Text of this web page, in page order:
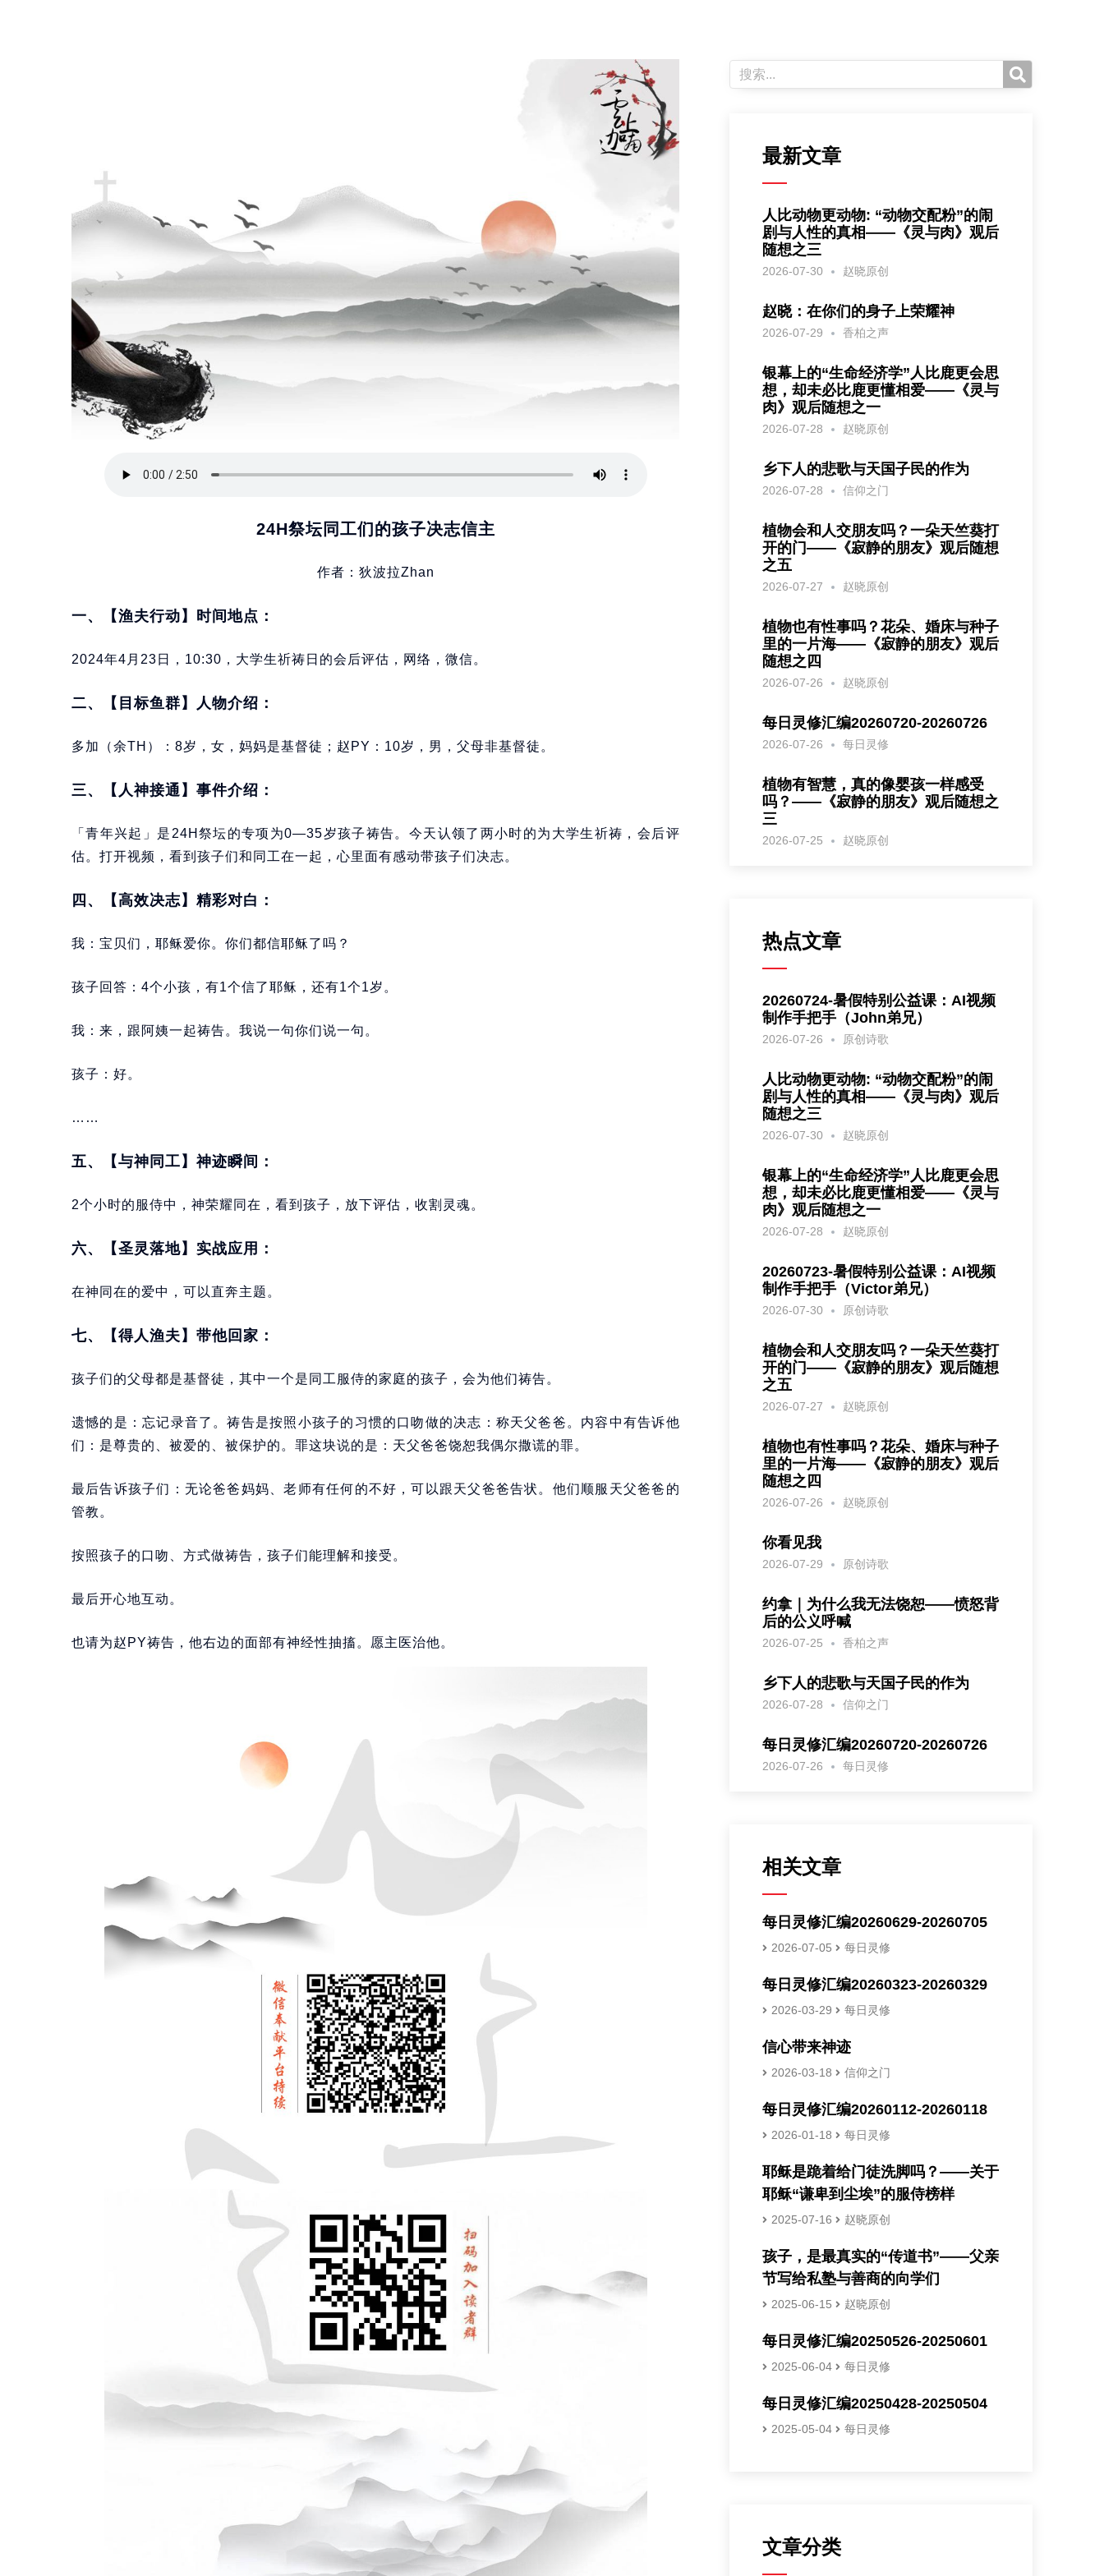
24H祭坛同工们的孩子决志信主
作者：狄波拉Zhan
一、【渔夫行动】时间地点：
2024年4月23日，10:30，大学生祈祷日的会后评估，网络，微信。
二、【目标鱼群】人物介绍：
多加（余TH）：8岁，女，妈妈是基督徒；赵PY：10岁，男，父母非基督徒。
三、【人神接通】事件介绍：
「青年兴起」是24H祭坛的专项为0—35岁孩子祷告。今天认领了两小时的为大学生祈祷，会后评
估。打开视频，看到孩子们和同工在一起，心里面有感动带孩子们决志。
四、【高效决志】精彩对白：
我：宝贝们，耶稣爱你。你们都信耶稣了吗？
孩子回答：4个小孩，有1个信了耶稣，还有1个1岁。
我：来，跟阿姨一起祷告。我说一句你们说一句。
孩子：好。
……
五、【与神同工】神迹瞬间：
2个小时的服侍中，神荣耀同在，看到孩子，放下评估，收割灵魂。
六、【圣灵落地】实战应用：
在神同在的爱中，可以直奔主题。
七、【得人渔夫】带他回家：
孩子们的父母都是基督徒，其中一个是同工服侍的家庭的孩子，会为他们祷告。
遗憾的是：忘记录音了。祷告是按照小孩子的习惯的口吻做的决志：称天父爸爸。内容中有告诉他
们：是尊贵的、被爱的、被保护的。罪这块说的是：天父爸爸饶恕我偶尔撒谎的罪。
最后告诉孩子们：无论爸爸妈妈、老师有任何的不好，可以跟天父爸爸告状。他们顺服天父爸爸的
管教。
按照孩子的口吻、方式做祷告，孩子们能理解和接受。
最后开心地互动。
也请为赵PY祷告，他右边的面部有神经性抽搐。愿主医治他。
最新文章
人比动物更动物: “动物交配粉”的闹
剧与人性的真相——《灵与肉》观后
随想之三
2026-07-30 赵晓原创
赵晓：在你们的身子上荣耀神
2026-07-29 香柏之声
银幕上的“生命经济学”人比鹿更会思
想，却未必比鹿更懂相爱——《灵与
肉》观后随想之一
2026-07-28 赵晓原创
乡下人的悲歌与天国子民的作为
2026-07-28 信仰之门
植物会和人交朋友吗？一朵天竺葵打
开的门——《寂静的朋友》观后随想
之五
2026-07-27 赵晓原创
植物也有性事吗？花朵、婚床与种子
里的一片海——《寂静的朋友》观后
随想之四
2026-07-26 赵晓原创
每日灵修汇编20260720-20260726
2026-07-26 每日灵修
植物有智慧，真的像婴孩一样感受
吗？——《寂静的朋友》观后随想之
三
2026-07-25 赵晓原创
热点文章
20260724-暑假特别公益课：AI视频
制作手把手（John弟兄）
2026-07-26 原创诗歌
人比动物更动物: “动物交配粉”的闹
剧与人性的真相——《灵与肉》观后
随想之三
2026-07-30 赵晓原创
银幕上的“生命经济学”人比鹿更会思
想，却未必比鹿更懂相爱——《灵与
肉》观后随想之一
2026-07-28 赵晓原创
20260723-暑假特别公益课：AI视频
制作手把手（Victor弟兄）
2026-07-30 原创诗歌
植物会和人交朋友吗？一朵天竺葵打
开的门——《寂静的朋友》观后随想
之五
2026-07-27 赵晓原创
植物也有性事吗？花朵、婚床与种子
里的一片海——《寂静的朋友》观后
随想之四
2026-07-26 赵晓原创
你看见我
2026-07-29 原创诗歌
约拿｜为什么我无法饶恕——愤怒背
后的公义呼喊
2026-07-25 香柏之声
乡下人的悲歌与天国子民的作为
2026-07-28 信仰之门
每日灵修汇编20260720-20260726
2026-07-26 每日灵修
相关文章
每日灵修汇编20260629-20260705
2026-07-05 每日灵修
每日灵修汇编20260323-20260329
2026-03-29 每日灵修
信心带来神迹
2026-03-18 信仰之门
每日灵修汇编20260112-20260118
2026-01-18 每日灵修
耶稣是跪着给门徒洗脚吗？——关于
耶稣“谦卑到尘埃”的服侍榜样
2025-07-16 赵晓原创
孩子，是最真实的“传道书”——父亲
节写给私塾与善商的向学们
2025-06-15 赵晓原创
每日灵修汇编20250526-20250601
2025-06-04 每日灵修
每日灵修汇编20250428-20250504
2025-05-04 每日灵修
文章分类